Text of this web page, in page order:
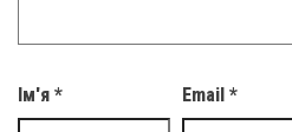
Ім'я * Email*